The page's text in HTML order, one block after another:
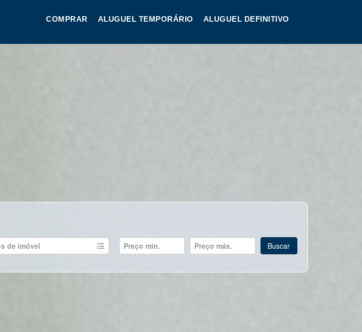
COMPRAR ALUGUEL TEMPORÁRIO ALUGUEL DEFINITIVO